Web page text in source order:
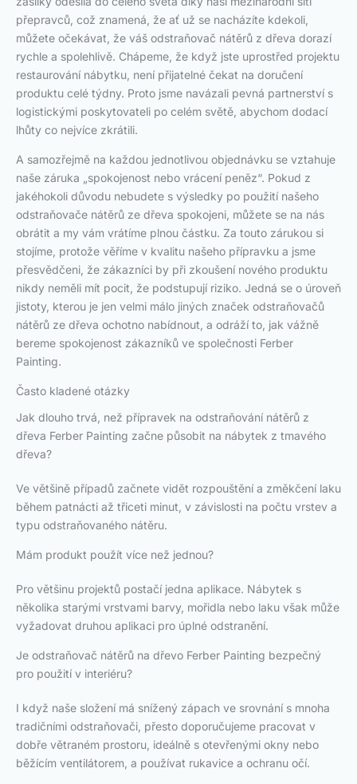
přepravců, což znamená, že ať už se nacházíte kdekoli,
můžete očekávat, že váš odstraňovač nátěrů z dřeva dorazí
rychle a spolehlivě. Chápeme, že když jste uprostřed projektu
restaurování nábytku, není přijatelné čekat na doručení
produktu celé týdny. Proto jsme navázali pevná partnerství s
logistickými poskytovateli po celém světě, abychom dodací
lhůty co nejvíce zkrátili.
A samozřejmě na každou jednotlivou objednávku se vztahuje
naše záruka „spokojenost nebo vrácení peněz“. Pokud z
jakéhokoli důvodu nebudete s výsledky po použití našeho
odstraňovače nátěrů ze dřeva spokojeni, můžete se na nás
obrátit a my vám vrátíme plnou částku. Za touto zárukou si
stojíme, protože věříme v kvalitu našeho přípravku a jsme
přesvědčeni, že zákazníci by při zkoušení nového produktu
nikdy neměli mít pocit, že podstupují riziko. Jedná se o úroveň
jistoty, kterou je jen velmi málo jiných značek odstraňovačů
nátěrů ze dřeva ochotno nabídnout, a odráží to, jak vážně
bereme spokojenost zákazníků ve společnosti Ferber
Painting.
Často kladené otázky
Jak dlouho trvá, než přípravek na odstraňování nátěrů z
dřeva Ferber Painting začne působit na nábytek z tmavého
dřeva?
Ve většině případů začnete vidět rozpouštění a změkčení laku
během patnácti až třiceti minut, v závislosti na počtu vrstev a
typu odstraňovaného nátěru.
Mám produkt použít více než jednou?
Pro většinu projektů postačí jedna aplikace. Nábytek s
několika starými vrstvami barvy, mořidla nebo laku však může
vyžadovat druhou aplikaci pro úplné odstranění.
Je odstraňovač nátěrů na dřevo Ferber Painting bezpečný
pro použití v interiéru?
I když naše složení má snížený zápach ve srovnání s mnoha
tradičními odstraňovači, přesto doporučujeme pracovat v
dobře větraném prostoru, ideálně s otevřenými okny nebo
běžícím ventilátorem, a používat rukavice a ochranu očí.